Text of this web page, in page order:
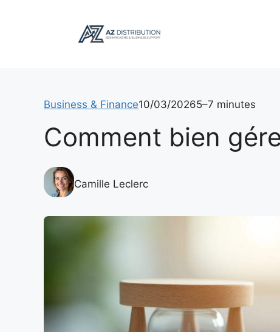
Business & Finance10/03/20265–7 minutes
Comment bien
Camille Leclerc